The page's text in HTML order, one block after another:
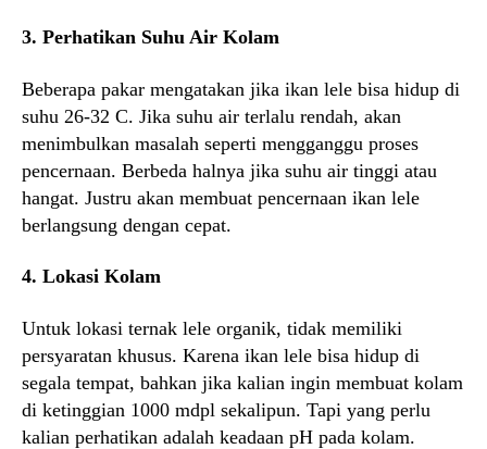
3. Perhatikan Suhu Air Kolam
Beberapa pakar mengatakan jika ikan lele bisa hidup di
suhu 26-32 C. Jika suhu air terlalu rendah, akan
menimbulkan masalah seperti mengganggu proses
pencernaan. Berbeda halnya jika suhu air tinggi atau
hangat. Justru akan membuat pencernaan ikan lele
berlangsung dengan cepat.
4. Lokasi Kolam
Untuk lokasi ternak lele organik, tidak memiliki
persyaratan khusus. Karena ikan lele bisa hidup di
segala tempat, bahkan jika kalian ingin membuat kolam
di ketinggian 1000 mdpl sekalipun. Tapi yang perlu
kalian perhatikan adalah keadaan pH pada kolam.